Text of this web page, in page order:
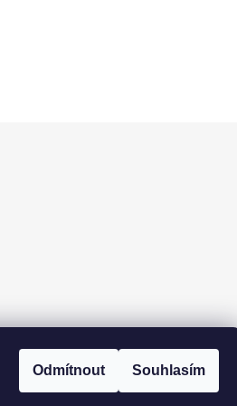
Odmítnout Souhlasím